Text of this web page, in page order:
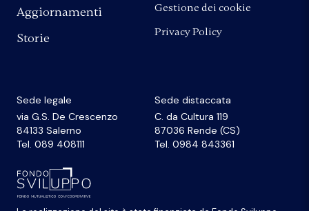
Sede legale
via G.S. De Crescenzo
84133 Salerno
Tel. 089 408111
Sede distaccata
C. da Cultura 119
87036 Rende (CS)
Tel. 0984 843361
Aggiornamenti
Storie
Gestione dei cookie
Privacy Policy